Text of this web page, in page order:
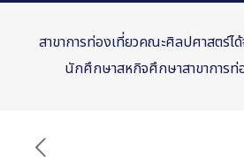
สาขาการท่องเที่ยวคณะศิลปศาสตร์ไ
นักศึกษาสหกิจศึกษาสาขาการท่